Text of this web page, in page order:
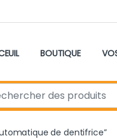
BOUTIQUE
for:
de dentifrice”